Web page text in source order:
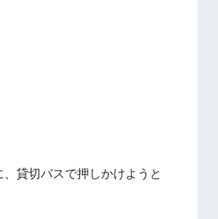
貸切バスで押しかけようと